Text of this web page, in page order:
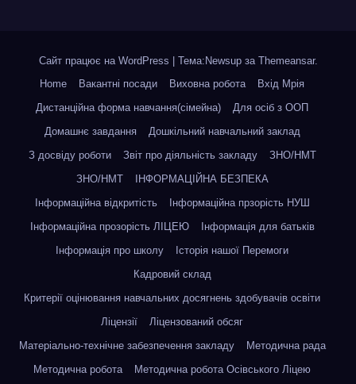
Сайт працює на WordPress Тема:Newsup за Themeansar.
Home
Вакантні посади Виховна робота
Вхід Мрія
Дистанційна форма навчання(сімейна)
Для осіб з ООП
Домашнє завдання
Дошкільний навчальний заклад
З досвіду роботи
Звіт про діяльність закладу
ЗНО/НМТ
ЗНО/НМТ
ІНФОРМАЦІЙНА БЕЗПЕКА
Інформаційна відкритість
Інформаційна прзорість НУШ
Інформаційна прозорість ЛІЦЕЮ
Інформація для батьків
Інформація про школу
Історія нашої Перемоги
Кадровий склад
Критерії оцінювання навчальних досягнень здобувачів освіти
Ліцензії
Ліцензований обсяг
Матеріально-технічне забезпечення закладу
Методична рада
Методична робота
Методична робота Осівського Ліцею